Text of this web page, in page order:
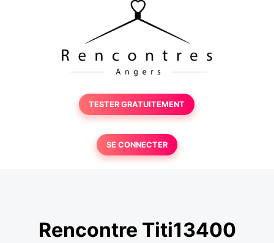
TESTER GRATUITEMENT
SE CONNECTER
Rencontre Titi13400